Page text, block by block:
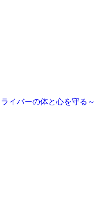
イバーの体と心を守る～